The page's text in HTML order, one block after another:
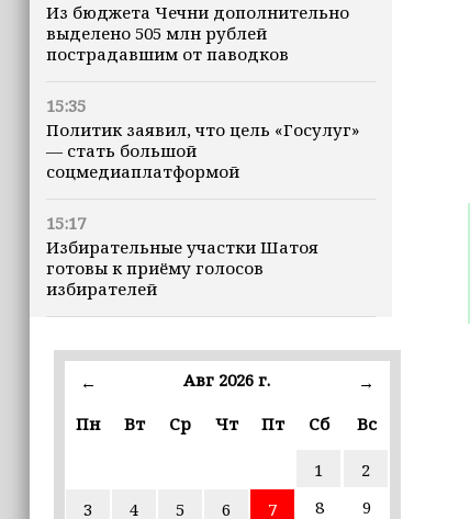
Из бюджета Чечни дополнительно
выделено 505 млн рублей
пострадавшим от паводков
15:35
Политик заявил, что цель «Госулуг»
— стать большой
соцмедиаплатформой
15:17
Избирательные участки Шатоя
готовы к приёму голосов
избирателей
Турция, Саудовская Аравия и
Пакистан подписали «Мекканское
Кадыров: сдача в плен становится
для многих военнослужащих ВСУ
← Авг 2026 г.
→
Пн
Вт Ср Чт Пт Сб Вс
1
2
3
4 5 6 7 8
9